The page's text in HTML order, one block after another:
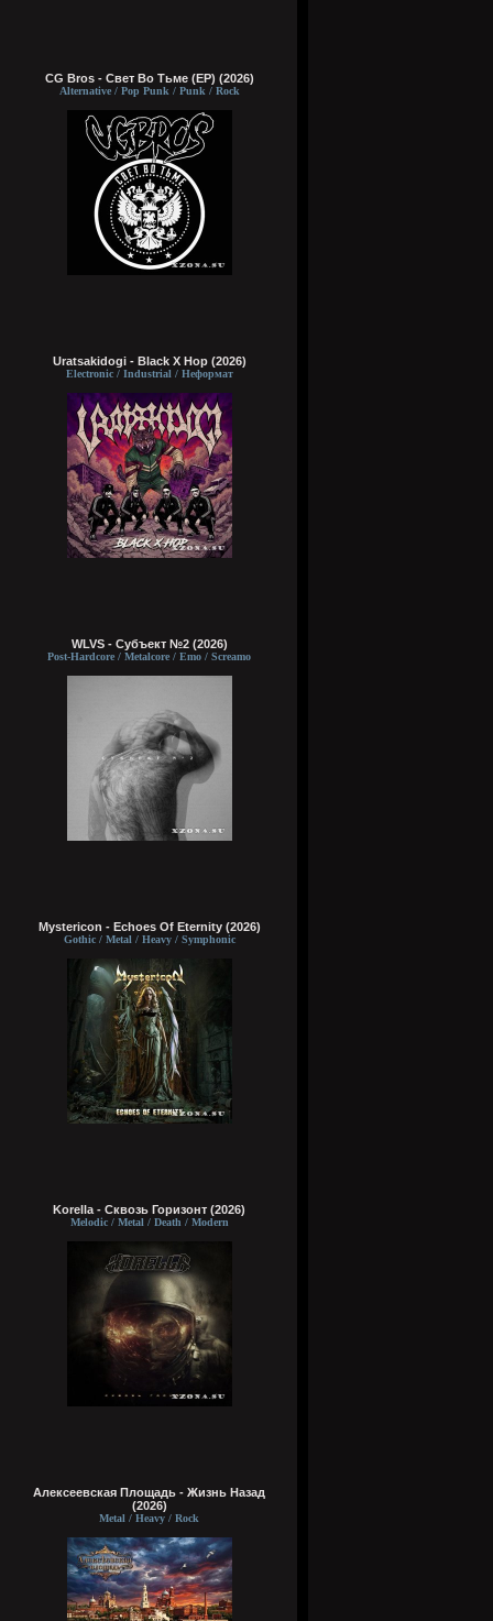
CG Bros - Свет Во Тьме (EP) (2026)
Alternative / Pop Punk / Punk / Rock
Uratsakidogi - Black X Hop (2026)
Electronic / Industrial / Неформат
WLVS - Субъект №2 (2026)
Post-Hardcore / Metalcore / Emo / Screamo
Mystericon - Echoes Of Eternity (2026)
Gothic / Metal / Heavy / Symphonic
Korella - Сквозь Горизонт (2026)
Melodic / Metal / Death / Modern
Алексеевская Площадь - Жизнь Назад
(2026)
Metal / Heavy / Rock